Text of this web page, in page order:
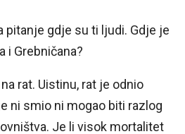
pitanje gdje su ti ljudi. Gdje je
i Grebničana?
rat. Uistinu, rat je odnio
ni smio ni mogao biti razlog
Je li visok mortalitet